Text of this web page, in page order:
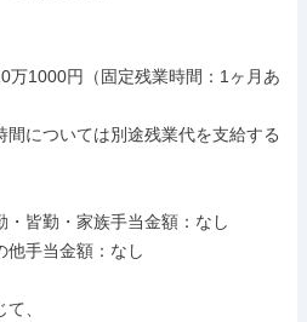
万1000円（固定残業時間：1ヶ月あ
間については別途残業代を支給する
皆勤・家族手当金額：なし
他手当金額：なし
、